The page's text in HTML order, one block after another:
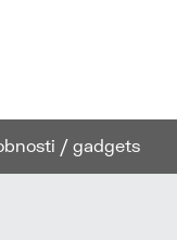
/ gadgets